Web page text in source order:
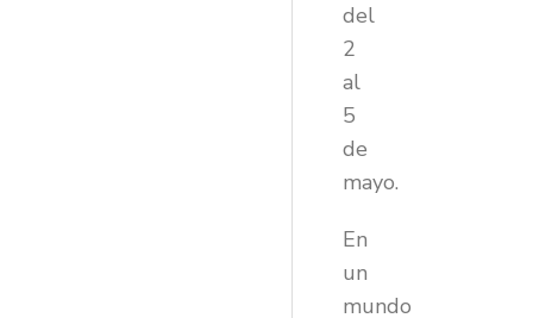
del
2
al
5
de
mayo.
En
un
mundo